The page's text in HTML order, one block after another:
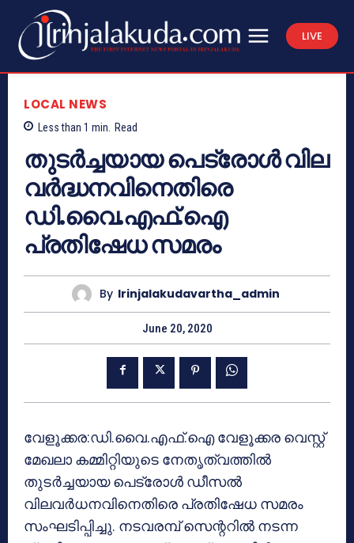
LIVE
LOCAL NEWS
Less than 1 min. Read
തുടർച്ചയായ പെട്രോൾ വില
വർദ്ധനവിനെതിരെ
ഡി.വൈ.എഫ്.ഐ
പ്രതിഷേധ സമരം
By Irinjalakudavartha_admin
June 20, 2020
വേളൂക്കര:ഡി.വൈ.എഫ്.ഐ വേളൂക്കര വെസ്റ്റ്
മേഖലാ കമ്മിറ്റിയുടെ നേതൃത്വത്തിൽ
തുടർച്ചയായ പെട്രോൾ ഡീസൽ
വിലവർധനവിനെതിരെ പ്രതിഷേധ സമരം
സംഘടിപ്പിച്ചു. നടവരമ്പ് സെന്ററിൽ നടന്ന